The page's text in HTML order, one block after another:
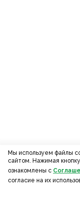
Мы используем файлы
сайтом. Нажимая
ознакомлены с
согласие на их